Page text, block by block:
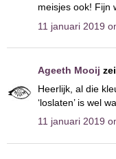
meisjes ook! Fijn
11 januari 2019
Ageeth Mooij zei
Heerlijk, al die
‘loslaten’ is wel
11 januari 2019